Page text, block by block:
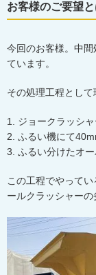
お客様のご要望と
今回のお客様。中
ています。
その処理工程として
1. ジョークラッシ
2. ふるい機にて
3. ふるい分けたオ
この工程でやってい
ールクラッシャーの